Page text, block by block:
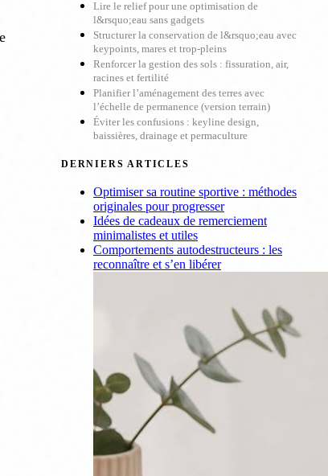
Lire le relief pour une optimisation de
l&rsquo;eau sans gadgets
Structurer la conservation de l&rsquo;eau avec
keypoints, mares et trop-pleins
Renforcer la gestion des sols : fissuration, air,
racines et fertilité
Planifier l’aménagement des terres avec
l’échelle de permanence (version terrain)
Éviter les confusions : keyline design,
baissières, drainage et permaculture
DERNIERS ARTICLES
Optimiser sa routine sportive : méthodes
originales pour progresser
Idées de cadeaux de remerciement
minimalistes et utiles
Comportements autodestructeurs : les
reconnaître et s’en libérer